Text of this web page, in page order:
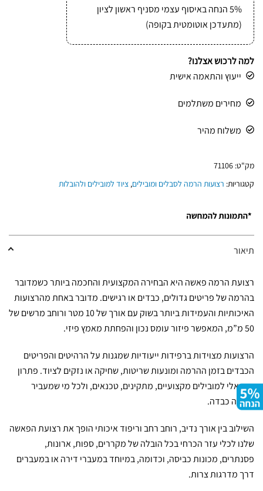
5% הנחה באיסוף עצמי מסניף ראשון לציון
(מתעדכן אוטומטית בקופה)
למה לרכוש אצלנו?
ייעוץ והתאמה אישית
מחירים משתלמים
משלוח מהיר
מק"ט: 71106
קטגוריות: רצועות הרמה לסבלים ומובילים, ציוד למובילים ולהובלות
תיאור
רצועת הרמה פאשה היא הבחירה המקצועית והחכמה ביותר כשמדובר
בהרמה של פריטים גדולים, כבדים או רגישים. מדובר באחת מהרצועות
האיכותיות והעמידות ביותר בשוק עם אורך של 10 מטר ורוחב מרשים של
50 מ”מ, המאפשר פיזור עומס נכון והפחתת מאמץ פיזי.
הרצועות מצוידות ברפידות ייעודיות שמגנות על הרהיטים והפריטים
הכבדים בזמן ההרמה ומונעות שריטות, שחיקה או נזקים לציוד. פתרון
אידיאלי למובילים מקצועיים, מתקינים, טכנאים, ולכל מי שמעביר
תכולה כבדה.
השילוב בין אורך נדיב, רוחב רחב וריפוד איכותי הופך את רצועת הפאשה
שלנו לכלי עזר הכרחי בכל הובלה של מקררים, ספות, ארונות,
פסנתרים, מכונות כביסה, וכדומה, במיוחד במעברי דירה או במעברים
דרך מדרגות צרות.